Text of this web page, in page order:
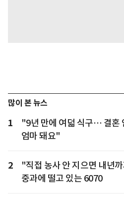
많이 본 뉴스
1
"9년 만에 여덟 식구… 결혼
엄마 돼요"
2
"직접 농사 안 지으면 내년
중과에 떨고 있는 6070